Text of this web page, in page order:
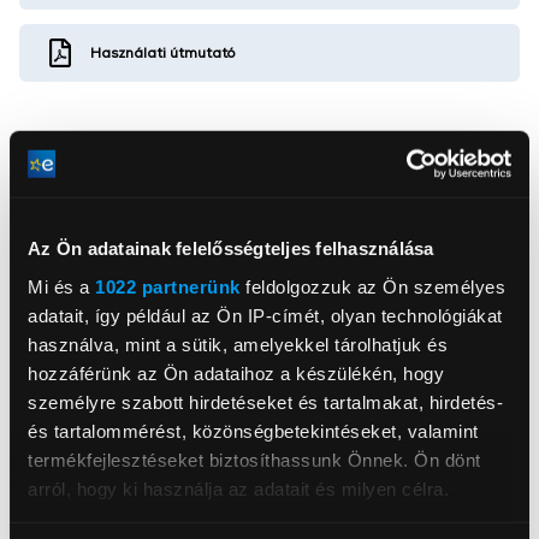
Az Ön adatainak felelősségteljes felhasználása
Mi és a 1022 partnerünk feldolgozzuk az Ön személyes
adatait, így például az Ön IP-címét, olyan technológiákat
használva, mint a sütik, amelyekkel tárolhatjuk és
hozzáférünk az Ön adataihoz a készülékén, hogy
személyre szabott hirdetéseket és tartalmakat, hirdetés-
és tartalommérést, közönségbetekintéseket, valamint
termékfejlesztéseket biztosíthassunk Önnek. Ön dönt
arról, hogy ki használja az adatait és milyen célra.
Samsung Electronics Magyar Zrt.
5126, Jászfényszaru, Samsung tér 1
Kijelző típusa
VA
Kijelző méret
27 inch
Képarány
16:9
Kijelző felbontása
FullHD (1920x1080)
Használati útmutató